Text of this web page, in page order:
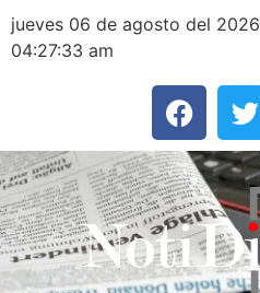
jueves 06 de agosto del 2026
04:27:33 am